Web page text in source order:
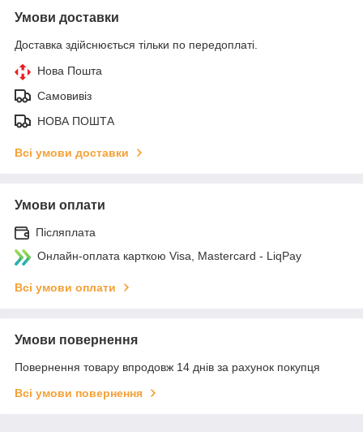
Умови доставки
Доставка здійснюється тільки по передоплаті.
Нова Пошта
Самовивіз
НОВА ПОШТА
Всі умови доставки
Умови оплати
Післяплата
Онлайн-оплата карткою Visa, Mastercard - LiqPay
Всі умови оплати
Умови повернення
Повернення товару впродовж 14 днів за рахунок покупця
Всі умови повернення